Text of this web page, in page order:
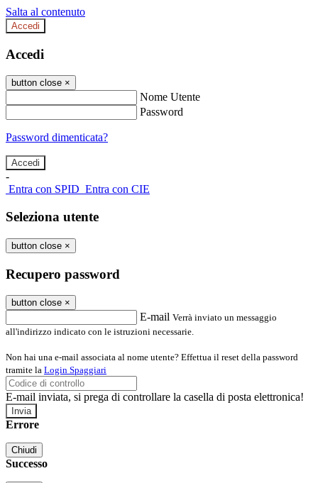
Salta al contenuto
Accedi
Accedi
button close ×
Nome Utente
Password
Password dimenticata?
-
Entra con SPID Entra con CIE
Seleziona utente
button close ×
Recupero password
button close ×
E-mail Verrà inviato un messaggio
all'indirizzo indicato con le istruzioni necessarie.
Non hai una e-mail associata al nome utente? Effettua il reset della password
tramite la Login Spaggiari
E-mail inviata, si prega di controllare la casella di posta elettronica!
Errore
Chiudi
Successo